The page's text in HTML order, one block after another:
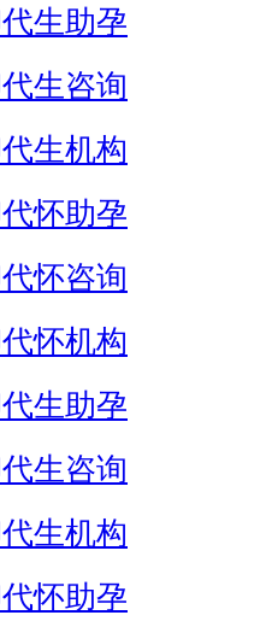
生助孕
生咨询
生机构
怀助孕
怀咨询
怀机构
生助孕
生咨询
生机构
怀助孕